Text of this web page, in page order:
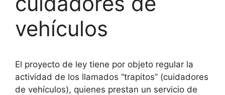
vehículos
El proyecto de ley tiene por objeto regular la
actividad de los llamados “trapitos” (cuidadores
de vehículos), quienes prestan un servicio de